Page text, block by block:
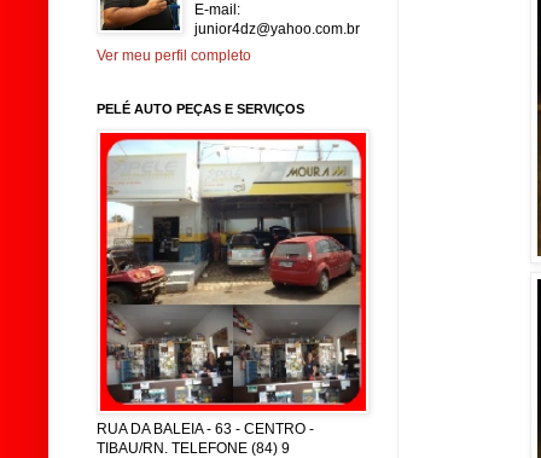
E-mail:
junior4dz@yahoo.com.br
Ver meu perfil completo
PELÉ AUTO PEÇAS E SERVIÇOS
RUA DA BALEIA - 63 - CENTRO -
TIBAU/RN. TELEFONE (84) 9